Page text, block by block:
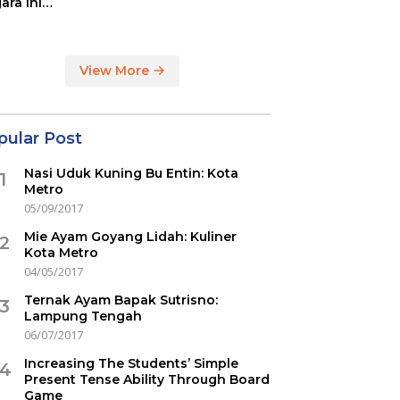
View More
Post
Nasi Uduk Kuning Bu Entin: Kota
Metro
05/09/2017
Mie Ayam Goyang Lidah: Kuliner
Kota Metro
04/05/2017
Ternak Ayam Bapak Sutrisno:
Lampung Tengah
06/07/2017
Increasing The Students’ Simple
Present Tense Ability Through Board
Game